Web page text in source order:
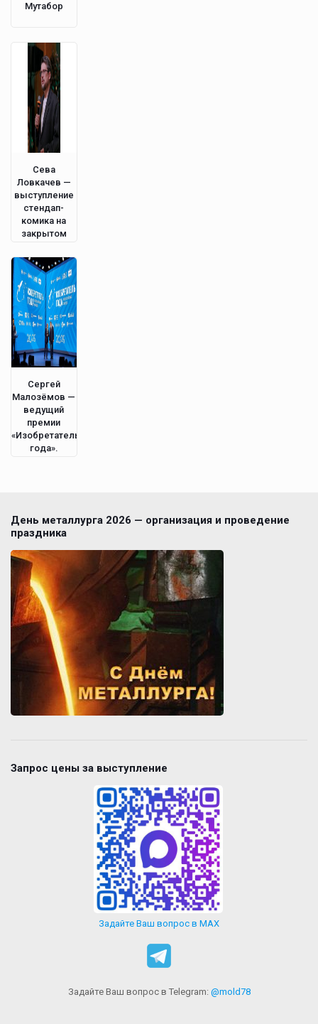
Мутабор
Сева
Ловкачев —
выступление
стендап-
комика на
закрытом
в Питере.
Сергей
Малозёмов —
ведущий
премии
«Изобретатель
года».
День металлурга 2026 — организация и проведение
праздника
Запрос цены за выступление
Задайте Ваш вопрос в MAX
Задайте Ваш вопрос в Telegram: @mold78